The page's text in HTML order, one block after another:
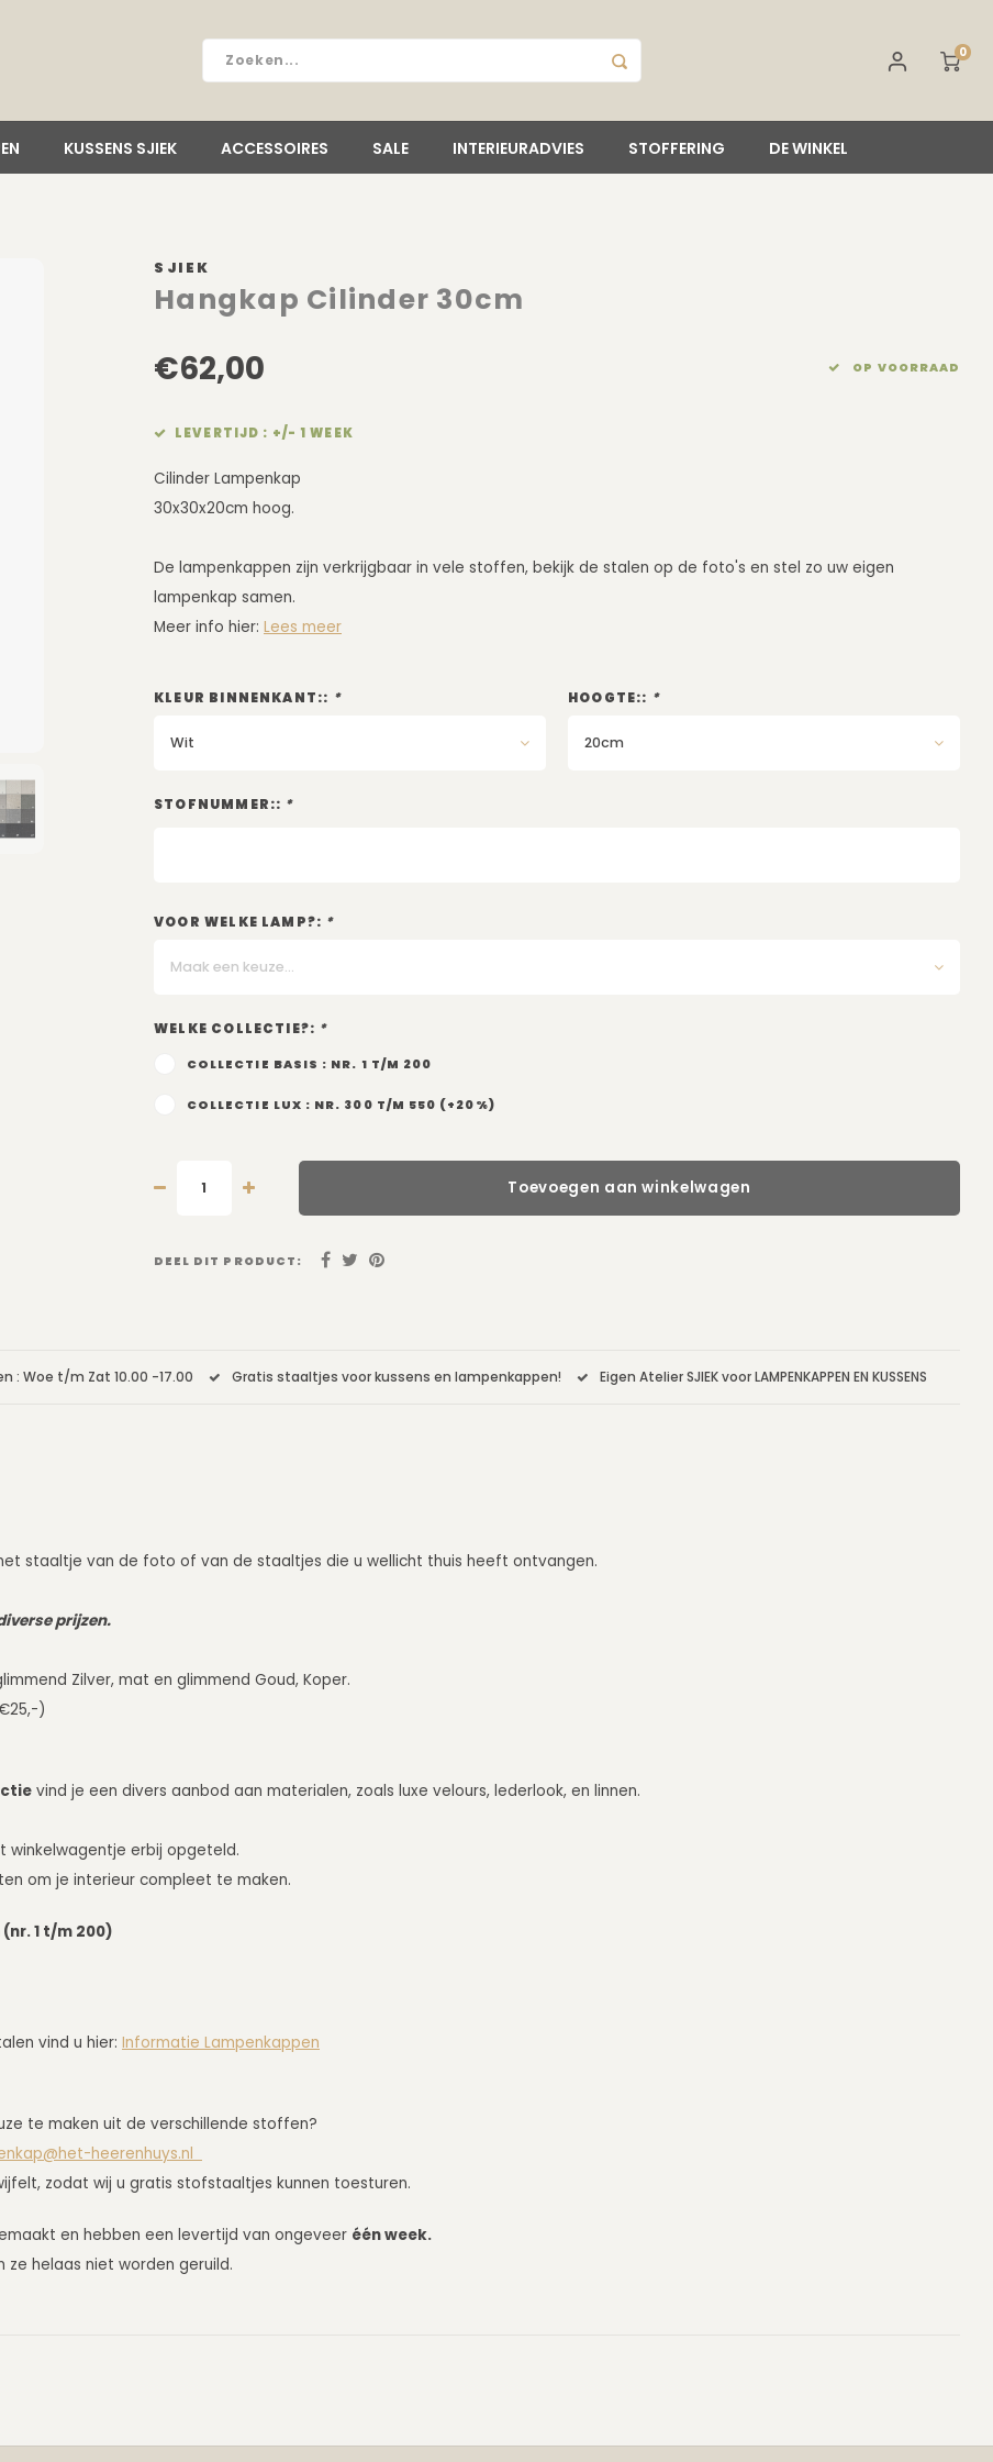
0
KUSSENS SJIEK ACCESSOIRES SALE INTERIEURADVIES STOFFERING DE WINKEL
SJIEK
Hangkap Cilinder 30cm
€62,00 OP VOORRAAD
LEVERTIJD : +/- 1 WEEK
Cilinder Lampenkap
30x30x20cm hoog.
De lampenkappen zijn verkrijgbaar in vele stoffen, bekijk de stalen op de foto's en stel zo uw eigen
lampenkap samen.
Meer info hier: Lees meer
KLEUR BINNENKANT:: *
Wit
HOOGTE:: *
20cm
STOFNUMMER:: *
VOOR WELKE LAMP?: *
Maak een keuze...
WELKE COLLECTIE?: *
COLLECTIE BASIS : NR. 1 T/M 200
COLLECTIE LUX : NR. 300 T/M 550 (+20%)
Toevoegen aan winkelwagen
DEEL DIT PRODUCT:
: Woe t/m Zat 10.00 -17.00 Gratis staaltjes voor kussens en lampenkappen! Eigen Atelier SJIEK voor LAMPENKAPPEN EN KUSSENS
staaltje van de foto of van de staaltjes die u wellicht thuis heeft ontvangen.
prijzen.
Zilver, mat en glimmend Goud, Koper.
)
vind je een divers aanbod aan materialen, zoals luxe velours, lederlook, en linnen.
winkelwagentje erbij opgeteld.
om je interieur compleet te maken.
1 t/m 200)
vind u hier: Informatie Lampenkappen
te maken uit de verschillende stoffen?
heerenhuys.nl
zodat wij u gratis stofstaaltjes kunnen toesturen.
en hebben een levertijd van ongeveer één week.
helaas niet worden geruild.